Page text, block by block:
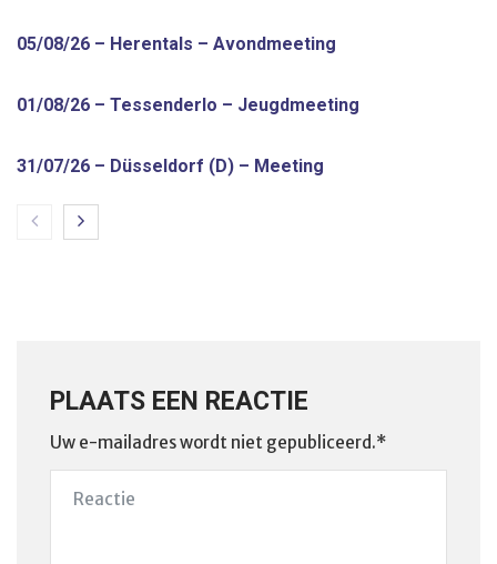
05/08/26 – Herentals – Avondmeeting
01/08/26 – Tessenderlo – Jeugdmeeting
31/07/26 – Düsseldorf (D) – Meeting
PLAATS EEN REACTIE
Uw e-mailadres wordt niet gepubliceerd.*